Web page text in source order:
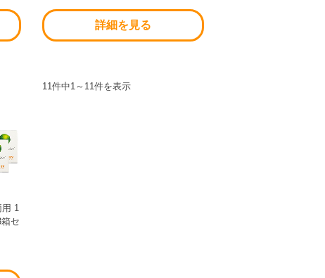
詳細を見る
1
セ
11件中1～ 11件を表示